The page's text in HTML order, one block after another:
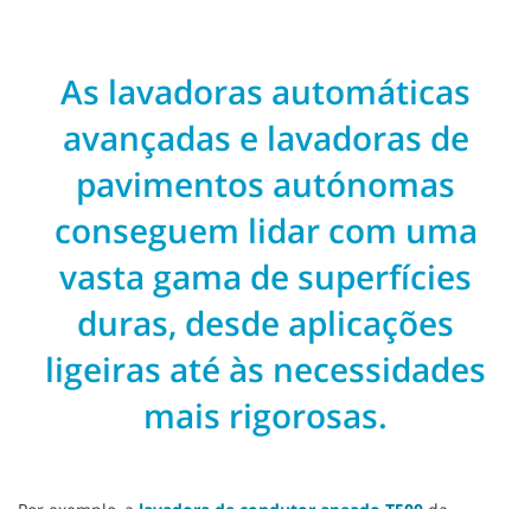
As lavadoras automáticas
avançadas e lavadoras de
pavimentos autónomas
conseguem lidar com uma
vasta gama de superfícies
duras, desde aplicações
ligeiras até às necessidades
mais rigorosas.